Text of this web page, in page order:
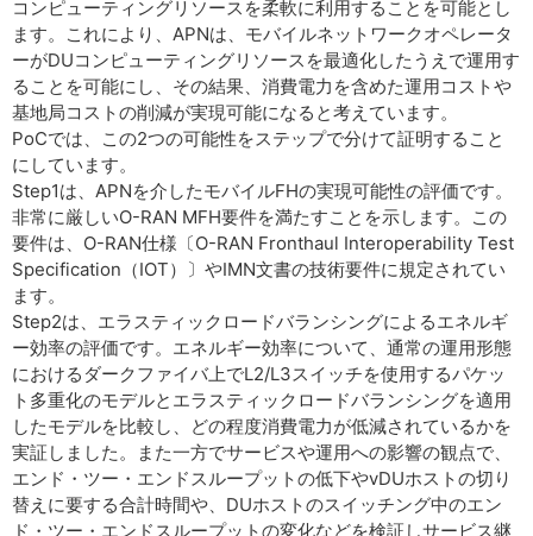
コンピューティングリソースを柔軟に利用することを可能とし
ます。これにより、APNは、モバイルネットワークオペレータ
ーがDUコンピューティングリソースを最適化したうえで運用す
ることを可能にし、その結果、消費電力を含めた運用コストや
基地局コストの削減が実現可能になると考えています。
PoCでは、この2つの可能性をステップで分けて証明すること
にしています。
Step1は、APNを介したモバイルFHの実現可能性の評価です。
非常に厳しいO-RAN MFH要件を満たすことを示します。この
要件は、O-RAN仕様〔O-RAN Fronthaul Interoperability Test
Specification（IOT）〕やIMN文書の技術要件に規定されてい
ます。
Step2は、エラスティックロードバランシングによるエネルギ
ー効率の評価です。エネルギー効率について、通常の運用形態
におけるダークファイバ上でL2/L3スイッチを使用するパケッ
ト多重化のモデルとエラスティックロードバランシングを適用
したモデルを比較し、どの程度消費電力が低減されているかを
実証しました。また一方でサービスや運用への影響の観点で、
エンド・ツー・エンドスループットの低下やvDUホストの切り
替えに要する合計時間や、DUホストのスイッチング中のエン
ド・ツー・エンドスループットの変化などを検証しサービス継